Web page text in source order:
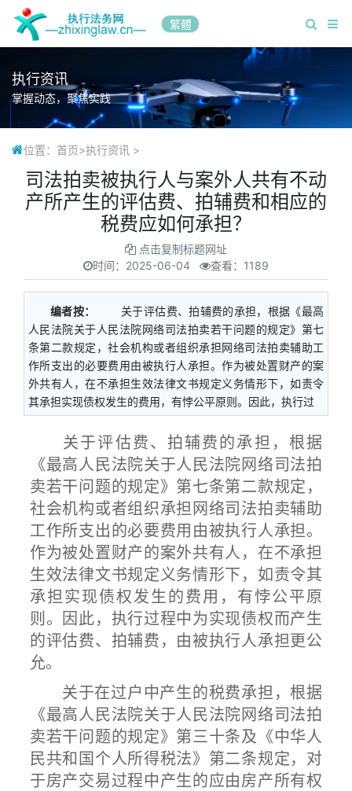
繁體
执行资讯
掌握动态，聚焦实践
位置： 首页>执行资讯 >
司法拍卖被执行人与案外人共有不动
产所产生的评估费、拍辅费和相应的
税费应如何承担？
点击复制标题网址
时间： 2025-06-04 查看：1189
编者按：
关于评估费、拍辅费的承担，根据《最高
人民法院关于人民法院网络司法拍卖若干问题的规定》第七
条第二款规定，社会机构或者组织承担网络司法拍卖辅助工
作所支出的必要费用由被执行人承担。作为被处置财产的案
外共有人，在不承担生效法律文书规定义务情形下，如责令
其承担实现债权发生的费用，有悖公平原则。因此，执行过
关于评估费、拍辅费的承担，根据
《最高人民法院关于人民法院网络司法拍
卖若干问题的规定》第七条第二款规定，
社会机构或者组织承担网络司法拍卖辅助
工作所支出的必要费用由被执行人承担。
作为被处置财产的案外共有人，在不承担
生效法律文书规定义务情形下，如责令其
承担实现债权发生的费用，有悖公平原
则。因此，执行过程中为实现债权而产生
的评估费、拍辅费，由被执行人承担更公
允。
关于在过户中产生的税费承担，根据
《最高人民法院关于人民法院网络司法拍
卖若干问题的规定》第三十条及《中华人
民共和国个人所得税法》第二条规定，对
于房产交易过程中产生的应由房产所有权